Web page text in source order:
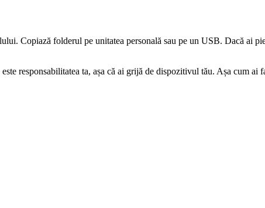
Copiază folderul pe unitatea personală sau pe un USB. Dacă ai
responsabilitatea ta, așa că ai grijă de dispozitivul tău. Așa cum ai